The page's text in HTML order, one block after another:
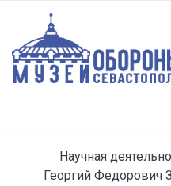
Научная
Георгий Федорович